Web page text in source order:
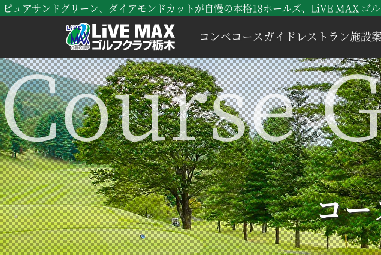
ピュアサンドグリーン、ダイアモンドカットが自慢の本格18ホールズ、LiVE MAX ゴ
コンペコースガイドレストラン施設
コ